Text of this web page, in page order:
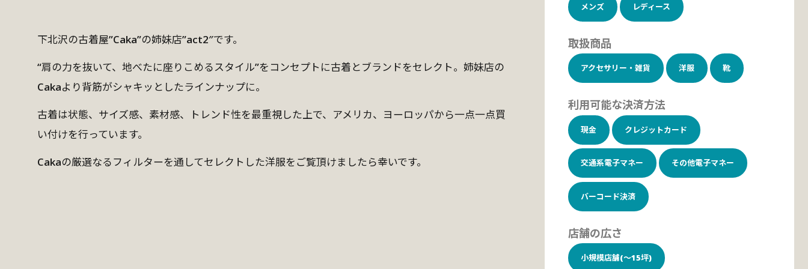
下北沢の古着屋”Caka”の姉妹店”act2″です。
“肩の力を抜いて、地べたに座りこめるスタイル”をコンセプトに古着とブランドをセレクト。姉妹店の
Cakaより背筋がシャキッとしたラインナップに。
古着は状態、サイズ感、素材感、トレンド性を最重視した上で、アメリカ、ヨーロッパから一点一点買
い付けを行っています。
Cakaの厳選なるフィルターを通してセレクトした洋服をご覧頂けましたら幸いです。
メンズ レディース
取扱商品
アクセサリー・雑貨 洋服 靴
利用可能な決済方法
現金 クレジットカード
交通系電子マネー その他電子マネー
バーコード決済
店舗の広さ
小規模店舗(～15坪)